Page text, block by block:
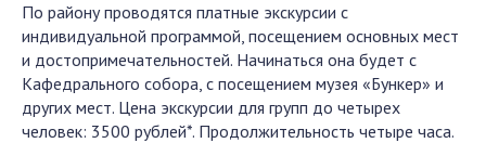
По району проводятся платные экскурсии с
индивидуальной программой, посещением основных мест
и достопримечательностей. Начинаться она будет с
Кафедрального собора, с посещением музея «Бункер» и
других мест. Цена экскурсии для групп до четырех
человек: 3500 рублей*. Продолжительность четыре часа.